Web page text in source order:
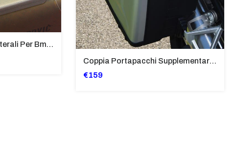
Supporti Per Borse Laterali Per Bmw Hp2 Megamoto 2007 - 2008 TRASPARENTE - Sb02-T
Coppia Portapacchi Supplementare In Ferro Per Borse Modello “Vario” Bmw - PP29-R1250GS
€159